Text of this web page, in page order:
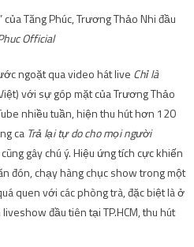
Tăng Phúc, Trương Thảo Nhi đầu
Official
ngoặt qua video hát live Chỉ là
với sự góp mặt của Trương Thảo
nhiều tuần, hiện thu hút hơn 120
ca Trả lại tự do cho mọi người
gây chú ý. Hiệu ứng tích cực khiến
đón, chạy hàng chục show trong một
quen với các phòng trà, đặc biệt là ở
đầu tiên tại TP.HCM, thu hút